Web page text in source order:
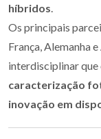
híbridos.
Os principais
França, Alemanha
interdisciplinar
caracterização
inovação em